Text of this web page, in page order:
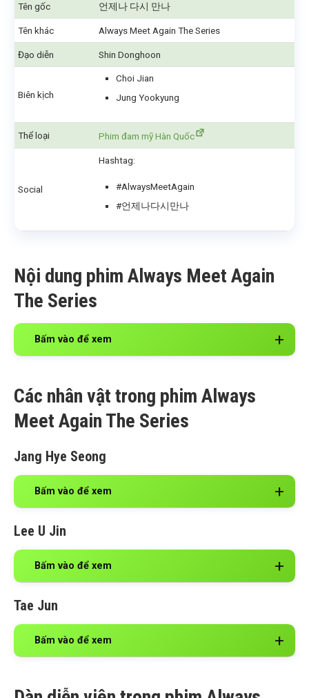
Tên gốc 언제나 다시 만나
Tên khác Always Meet Again The Series
Đạo diễn Shin Donghoon
Biên kịch
Choi Jian
Jung Yookyung
Thể loại Phim đam mỹ Hàn Quốc
Social
Hashtag:
#AlwaysMeetAgain
#언제나다시만나
Nội dung phim Always Meet Again
The Series
Bấm vào để xem
Các nhân vật trong phim Always
Meet Again The Series
Jang Hye Seong
Bấm vào để xem
Lee U Jin
Bấm vào để xem
Tae Jun
Bấm vào để xem